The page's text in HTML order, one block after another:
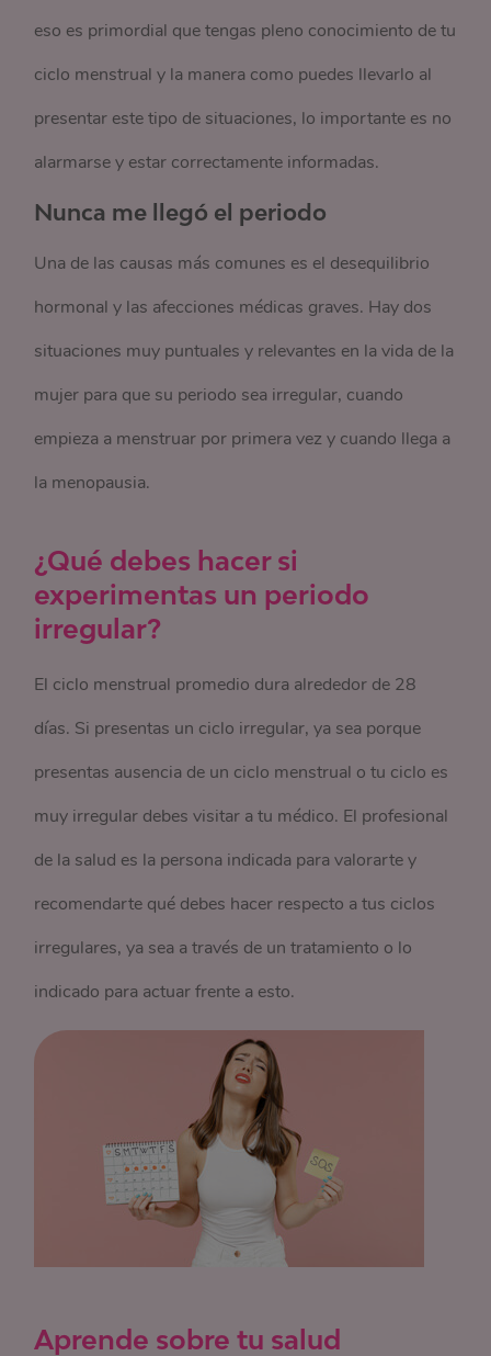
eso es primordial que tengas pleno conocimiento de tu
ciclo menstrual y la manera como puedes llevarlo al
presentar este tipo de situaciones, lo importante es no
alarmarse y estar correctamente informadas.
Nunca me llegó el periodo
Una de las causas más comunes es el desequilibrio
hormonal y las afecciones médicas graves. Hay dos
situaciones muy puntuales y relevantes en la vida de la
mujer para que su periodo sea irregular, cuando
empieza a menstruar por primera vez y cuando llega a
la menopausia.
¿Qué debes hacer si
experimentas un periodo
irregular?
El ciclo menstrual promedio dura alrededor de 28
días. Si presentas un ciclo irregular, ya sea porque
presentas ausencia de un ciclo menstrual o tu ciclo es
muy irregular debes visitar a tu médico. El profesional
de la salud es la persona indicada para valorarte y
recomendarte qué debes hacer respecto a tus ciclos
irregulares, ya sea a través de un tratamiento o lo
indicado para actuar frente a esto.
Aprende sobre tu salud